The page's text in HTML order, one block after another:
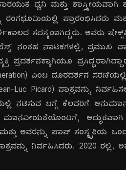
ಧ್ವನಿ ಮತ್ತು
ರಂಗಭೂಮಿಯಲ್ಲಿ ಪ್ರಾರಂಭಿಸಿದರು
ಸದಸ್ಯರಾಗಿದ್ದರು. ಅವರು
ನಂತಹ ನಾಟಕಗಳಲ್ಲಿ, ಪ್ರಮುಖ
ಪ್ರದರ್ಶನಕ್ಕಾಗಿಯೂ
ಎಂಬ ದೂರದರ್ಶನ
Luc Picard) ಪಾತ್ರವನ್ನು
ನಟಿಸುವ ಬಗ್ಗೆ ಕೆಲವರಿಗೆ
ಮಾನವೀಯತೆಯೊಂದಿಗೆ,
ಮತ್ತು ಅವರನ್ನು ಪಾಪ್ ಸಂಸ್ಕೃತಿಯ
ನಿರ್ವಹಿಸಿದರು. 2020